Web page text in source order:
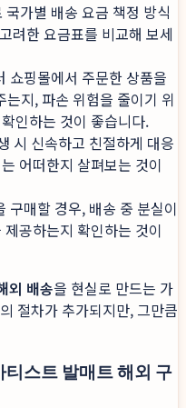
국가별 배송 요금 책정 방식
려한 요금표를 비교해 보세
쇼핑몰에서 주문한 상품을
지, 파손 위험을 줄이기 위
인하는 것이 좋습니다.
시 신속하고 친절하게 대응
어떠한지 살펴보는 것이
구매할 경우, 배송 중 분실이
공하는지 확인하는 것이
외 배송을 현실로 만드는 가
절차가 추가되지만, 그만큼
스트 발매트 해외 구